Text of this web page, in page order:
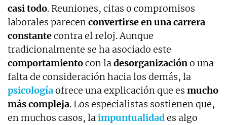
casi todo. Reuniones, citas o compromisos
laborales parecenconvertirse en una carrera
constantecontra el reloj. Aunque
tradicionalmente se ha asociado este
comportamientocon ladesorganizacióno una
falta de consideración hacia los demás, la
psicologíaofrece una explicación que es mucho
más compleja. Los especialistas sostienen que,
en muchos casos, laimpuntualidades algo